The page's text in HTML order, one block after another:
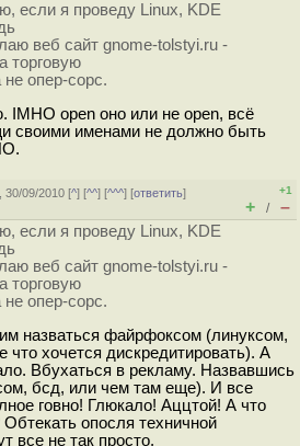
если я проведу Linux, KDE
веб сайт gnome-tolstyi.ru -
торговую
опер-сорс.
IMHO open оно или не open, всё
своими именами не должно быть
30/09/2010 [^] [^^] [^^^] [ответить]
+1
+ / –
если я проведу Linux, KDE
веб сайт gnome-tolstyi.ru -
торговую
опер-сорс.
назваться файрфоксом (линуксом,
хочется дискредитировать). А
Вбухаться в рекламу. Назвавшись
бсд, или чем там еще). И все
говно! Глюкало! Аццтой! А что
опосля техничной
все не так просто.